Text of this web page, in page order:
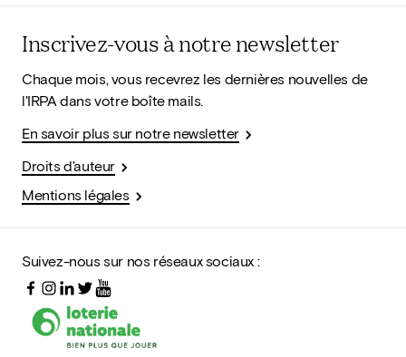
Inscrivez-vous à notre newsletter
Chaque mois, vous recevrez les dernières nouvelles de
l'IRPA dans votre boîte mails.
En savoir plus sur notre newsletter
Droits d'auteur
Mentions légales
Suivez-nous sur nos réseaux sociaux :